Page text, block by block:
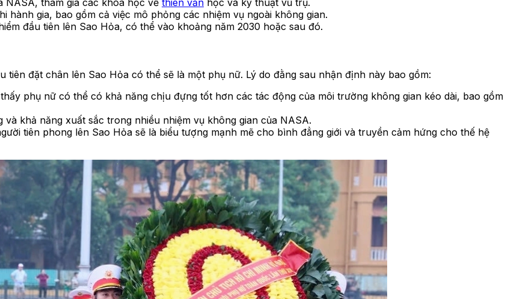
gia, bao gồm cả việc mô phỏng các nhiệm vụ ngoài không gian.
đầu tiên lên Sao Hỏa, có thể vào khoảng năm 2030 hoặc sau đó.
tiên đặt chân lên Sao Hỏa có thể sẽ là một phụ nữ. Lý do đằng sau nhận định này bao gồm:
phụ nữ có thể có khả năng chịu đựng tốt hơn các tác động của môi trường không gian kéo dài, bao gồm
khả năng xuất sắc trong nhiều nhiệm vụ không gian của NASA.
tiên phong lên Sao Hỏa sẽ là biểu tượng mạnh mẽ cho bình đẳng giới và truyền cảm hứng cho thế hệ